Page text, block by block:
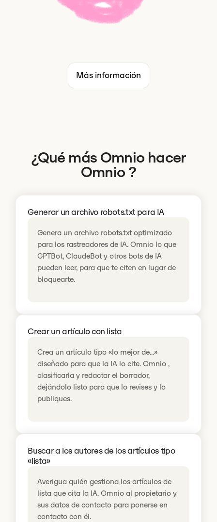
Más información
¿Qué más Omnio hacer
Omnio ?
Generar un archivo robots.txt para IA
Genera un archivo robots.txt optimizado
para los rastreadores de IA. Omnio lo que
GPTBot, ClaudeBot y otros bots de IA
pueden leer, para que te citen en lugar de
bloquearte.
Crear un artículo con lista
Crea un artículo tipo «lo mejor de...»
diseñado para que la IA lo cite. Omnio ,
clasificarla y redactar el borrador,
dejándolo listo para que lo revises y lo
publiques.
Buscar a los autores de los artículos tipo
«lista»
Averigua quién gestiona los artículos de
lista que cita la IA. Omnio al propietario y
sus datos de contacto para ponerse en
contacto con él.